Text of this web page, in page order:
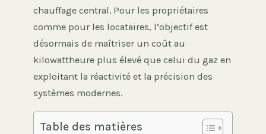
chauffage central. Pour les propriétaires
comme pour les locataires, l’objectif est
désormais de maîtriser un coût au
kilowattheure plus élevé que celui du gaz en
exploitant la réactivité et la précision des
systèmes modernes.
Table des matières